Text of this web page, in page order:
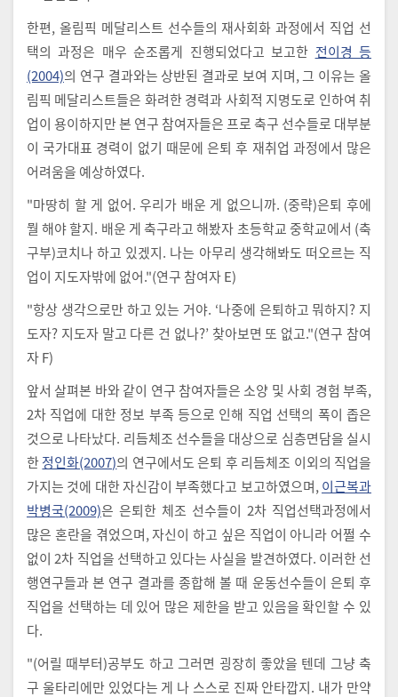
한편, 올림픽 메달리스트 선수들의 재사회화 과정에서 직업 선
택의 과정은 매우 순조롭게 진행되었다고 보고한 전이경 등
(2004)의 연구 결과와는 상반된 결과로 보여 지며, 그 이유는 올
림픽 메달리스트들은 화려한 경력과 사회적 지명도로 인하여 취
업이 용이하지만 본 연구 참여자들은 프로 축구 선수들로 대부분
이 국가대표 경력이 없기 때문에 은퇴 후 재취업 과정에서 많은
어려움을 예상하였다.
"마땅히 할 게 없어. 우리가 배운 게 없으니까. (중략)은퇴 후에
뭘 해야 할지. 배운 게 축구라고 해봤자 초등학교 중학교에서 (축
구부)코치나 하고 있겠지. 나는 아무리 생각해봐도 떠오르는 직
업이 지도자밖에 없어."(연구 참여자 E)
"항상 생각으로만 하고 있는 거야. ‘나중에 은퇴하고 뭐하지? 지
도자? 지도자 말고 다른 건 없나?’ 찾아보면 또 없고."(연구 참여
자 F)
앞서 살펴본 바와 같이 연구 참여자들은 소양 및 사회 경험 부족,
2차 직업에 대한 정보 부족 등으로 인해 직업 선택의 폭이 좁은
것으로 나타났다. 리듬체조 선수들을 대상으로 심층면담을 실시
한정인화(2007)의 연구에서도 은퇴 후 리듬체조 이외의 직업을
가지는 것에 대한 자신감이 부족했다고 보고하였으며, 이근복과
박병국(2009)은 은퇴한 체조 선수들이 2차 직업선택과정에서
많은 혼란을 겪었으며, 자신이 하고 싶은 직업이 아니라 어쩔 수
없이 2차 직업을 선택하고 있다는 사실을 발견하였다. 이러한 선
행연구들과 본 연구 결과를 종합해 볼 때 운동선수들이 은퇴 후
직업을 선택하는 데 있어 많은 제한을 받고 있음을 확인할 수 있
다.
"(어릴 때부터)공부도 하고 그러면 굉장히 좋았을 텐데 그냥 축
구 울타리에만 있었다는 게 나 스스로 진짜 안타깝지. 내가 만약